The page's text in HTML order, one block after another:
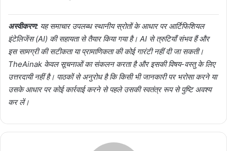
अस्वीकरण: यह समाचार उपलब्ध स्थानीय स्रोतों के आधार पर आर्टिफिशियल
इंटेलिजेंस (AI) की सहायता से तैयार किया गया है। AI से त्रुटियाँ संभव हैं और
इस सामग्री की सटीकता या प्रामाणिकता की कोई गारंटी नहीं दी जा सकती।
TheAinak केवल सूचनाओं का संकलन करता है और इसकी विषय-वस्तु के लिए
उत्तरदायी नहीं है। पाठकों से अनुरोध है कि किसी भी जानकारी पर भरोसा करने या
उसके आधार पर कोई कार्रवाई करने से पहले उसकी स्वतंत्र रूप से पुष्टि अवश्य
कर लें।